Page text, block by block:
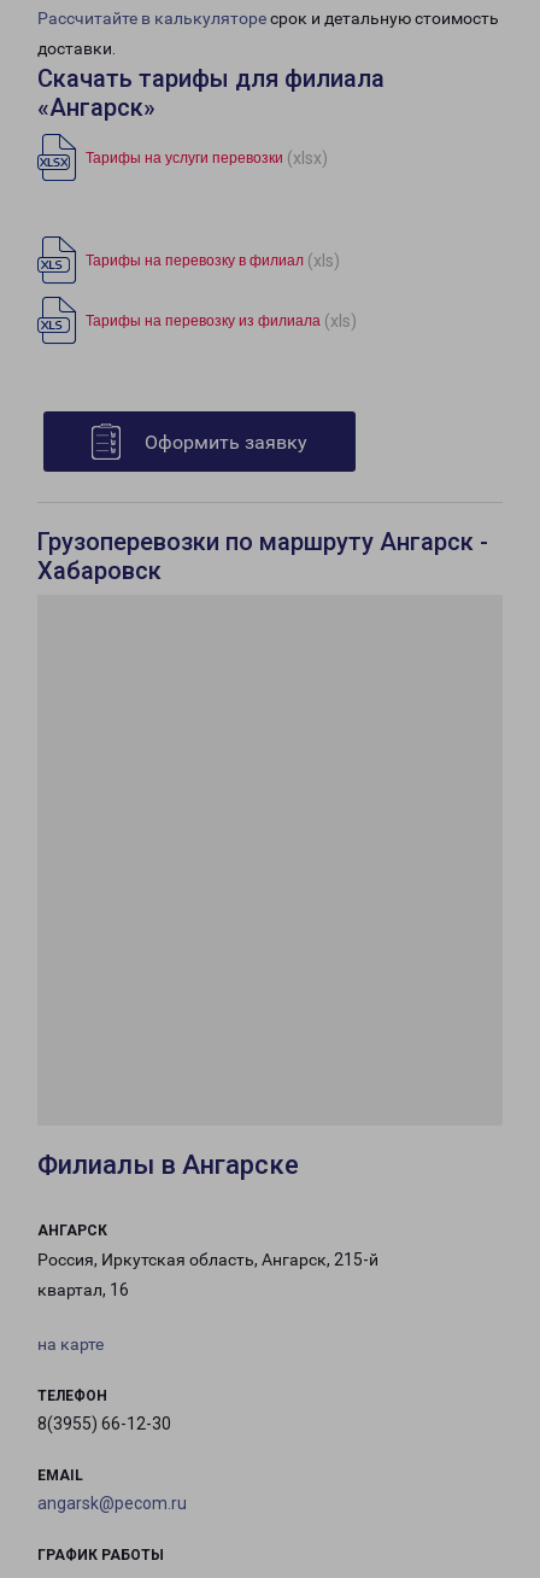
Рассчитайте в калькуляторесрок и детальную стоимость
доставки.
Скачать тарифы для филиала
«Ангарск»
Тарифы на услуги перевозки (xlsx)
Тарифы на перевозку в филиал (xls)
Тарифы на перевозку из филиала (xls)
Оформить заявку
Грузоперевозки по маршруту Ангарск -
Хабаровск
Филиалы в Ангарске
АНГАРСК
Россия, Иркутская область, Ангарск, 215-й
квартал, 16
на карте
ТЕЛЕФОН
8(3955) 66-12-30
EMAIL
angarsk@pecom.ru
ГРАФИК РАБОТЫ